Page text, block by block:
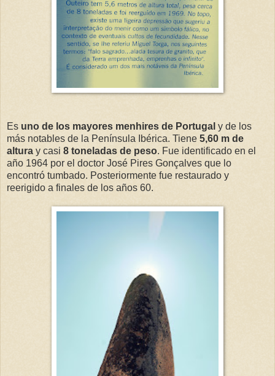
Es uno de los mayores menhires de Portugal y de los
más notables de la Península Ibérica. Tiene 5,60 m de
altura y casi 8 toneladas de peso. Fue identificado en el
año 1964 por el doctor José Pires Gonçalves que lo
encontró tumbado. Posteriormente fue restaurado y
reerigido a finales de los años 60.